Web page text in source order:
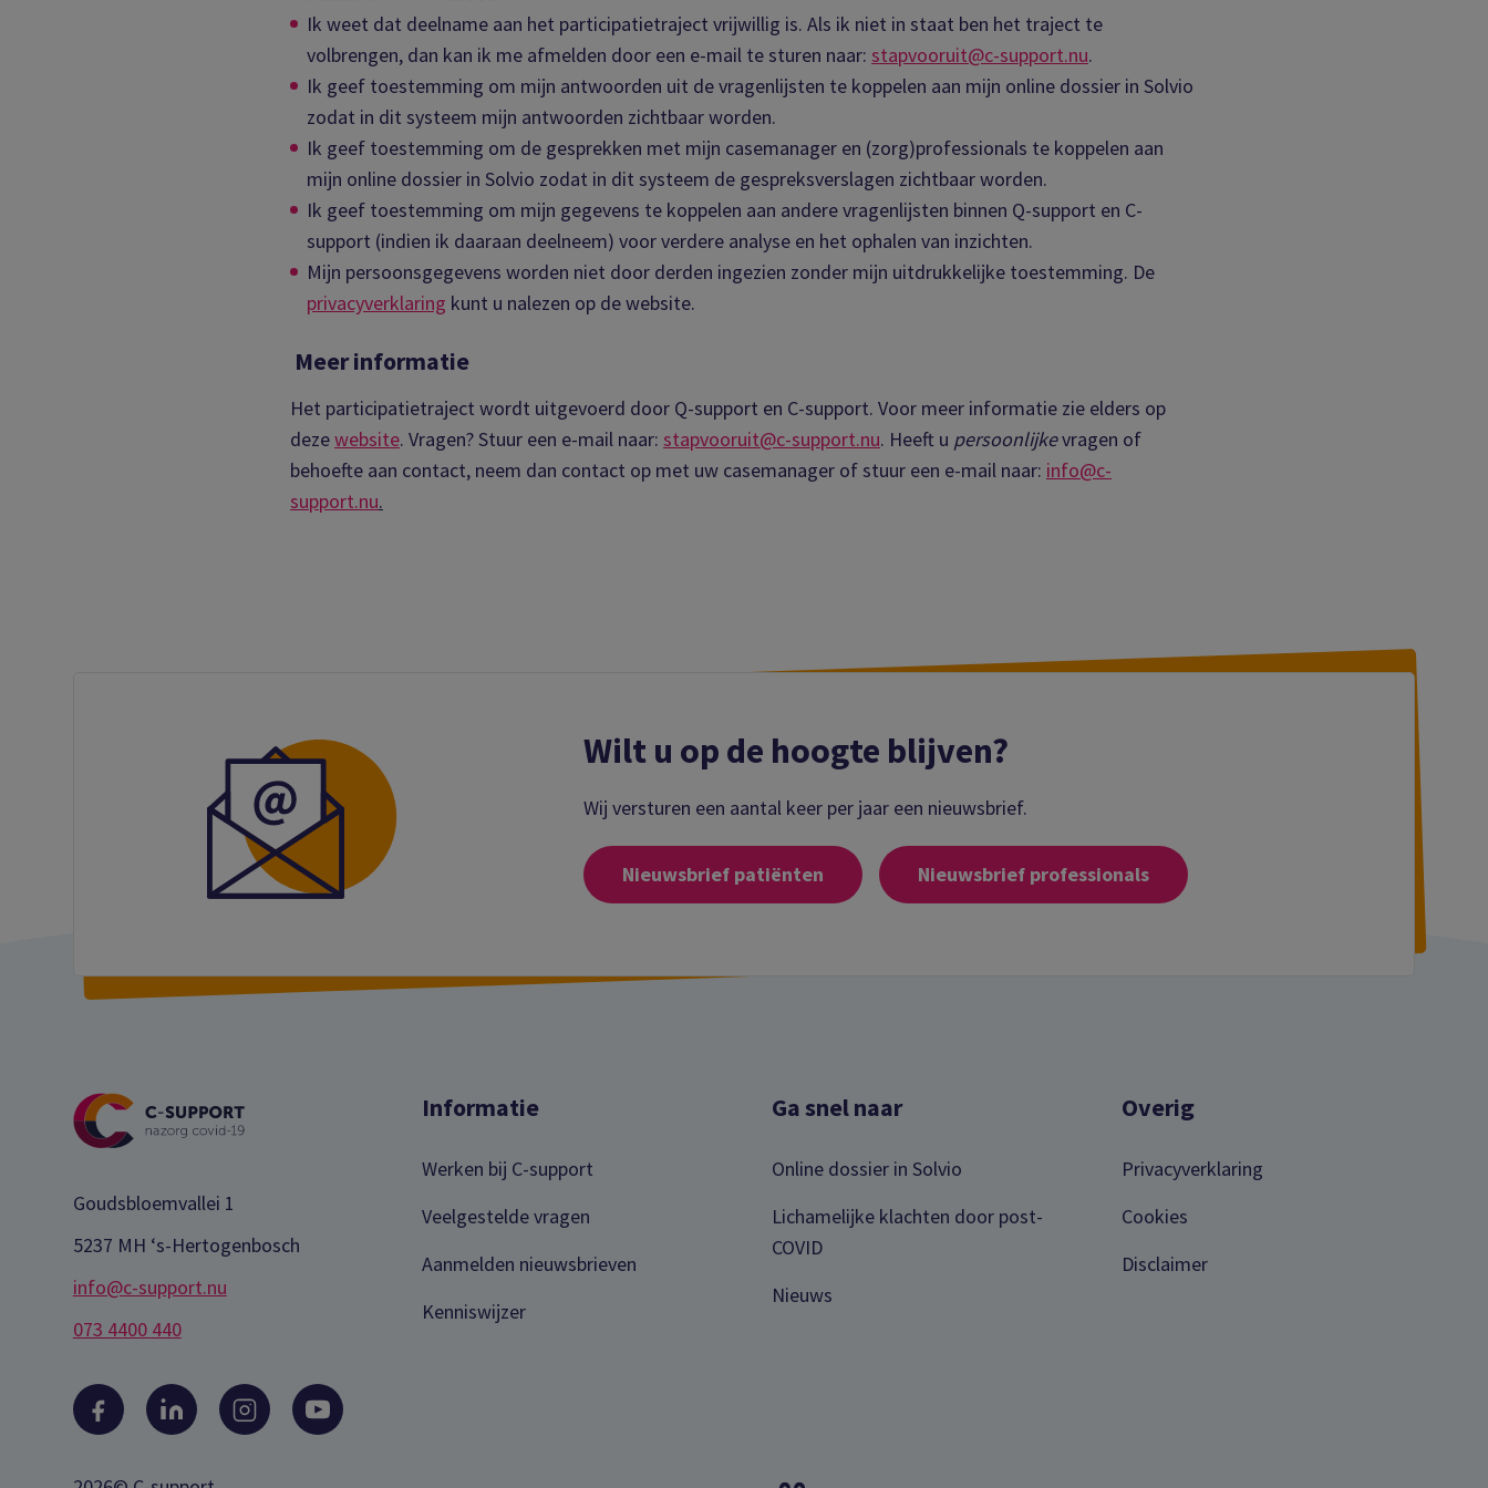
Ik weet dat deelname aan het participatietraject vrijwillig is. Als ik niet in staat ben het traject te
volbrengen, dan kan ik me afmelden door een e-mail te sturen naar: stapvooruit@c-support.nu.
Ik geef toestemming om mijn antwoorden uit de vragenlijsten te koppelen aan mijn online dossier in Solvio
zodat in dit systeem mijn antwoorden zichtbaar worden.
Ik geef toestemming om de gesprekken met mijn casemanager en (zorg)professionals te koppelen aan
mijn online dossier in Solvio zodat in dit systeem de gespreksverslagen zichtbaar worden.
Ik geef toestemming om mijn gegevens te koppelen aan andere vragenlijsten binnen Q-support en C-
support (indien ik daaraan deelneem) voor verdere analyse en het ophalen van inzichten.
Mijn persoonsgegevens worden niet door derden ingezien zonder mijn uitdrukkelijke toestemming. De
privacyverklaring kunt u nalezen op de website.
Meer informatie
Het participatietraject wordt uitgevoerd door Q-support en C-support. Voor meer informatie zie elders op
dezewebsite. Vragen? Stuur een e-mail naar: stapvooruit@c-support.nu. Heeft u persoonlijkevragen of
behoefte aan contact, neem dan contact op met uw casemanager of stuur een e-mail naar: info@c-
support.nu.
Wilt u op de hoogte blijven?
Wij versturen een aantal keer per jaar een nieuwsbrief.
Nieuwsbrief patiënten Nieuwsbrief professionals
Goudsbloemvallei 1
5237 MH ‘s-Hertogenbosch
info@c-support.nu
073 4400 440
Informatie
Werken bij C-support
Veelgestelde vragen
Aanmelden nieuwsbrieven
Kenniswijzer
Ga snel naar
Online dossier in Solvio
Lichamelijke klachten door post-
COVID
Nieuws
Overig
Privacyverklaring
Cookies
Disclaimer